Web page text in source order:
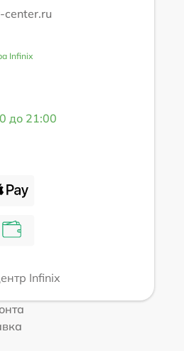
center.ru
Infinix
до 21:00
Infinix